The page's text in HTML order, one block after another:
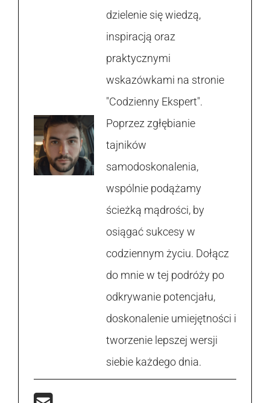
dzielenie się wiedzą,
inspiracją oraz
praktycznymi
wskazówkami na stronie
"Codzienny Ekspert".
Poprzez zgłębianie
tajników
samodoskonalenia,
wspólnie podążamy
ścieżką mądrości, by
osiągać sukcesy w
codziennym życiu. Dołącz
do mnie w tej podróży po
odkrywanie potencjału,
doskonalenie umiejętności i
tworzenie lepszej wersji
siebie każdego dnia.